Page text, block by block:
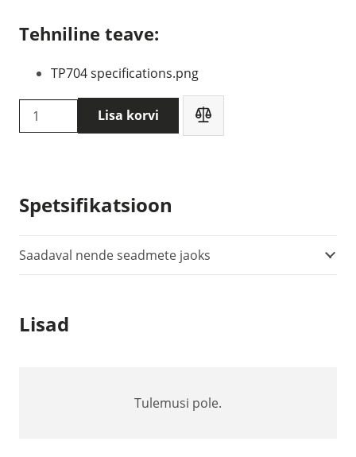
Tehniline teave:
TP704 specifications.png
Delta
OHM
Suhtelise
rõhu
andur
kuni
kogus
Lisa korvi
Spetsifikatsioon
Saadaval nende seadmete jaoks
Lisad
Tulemusi pole.